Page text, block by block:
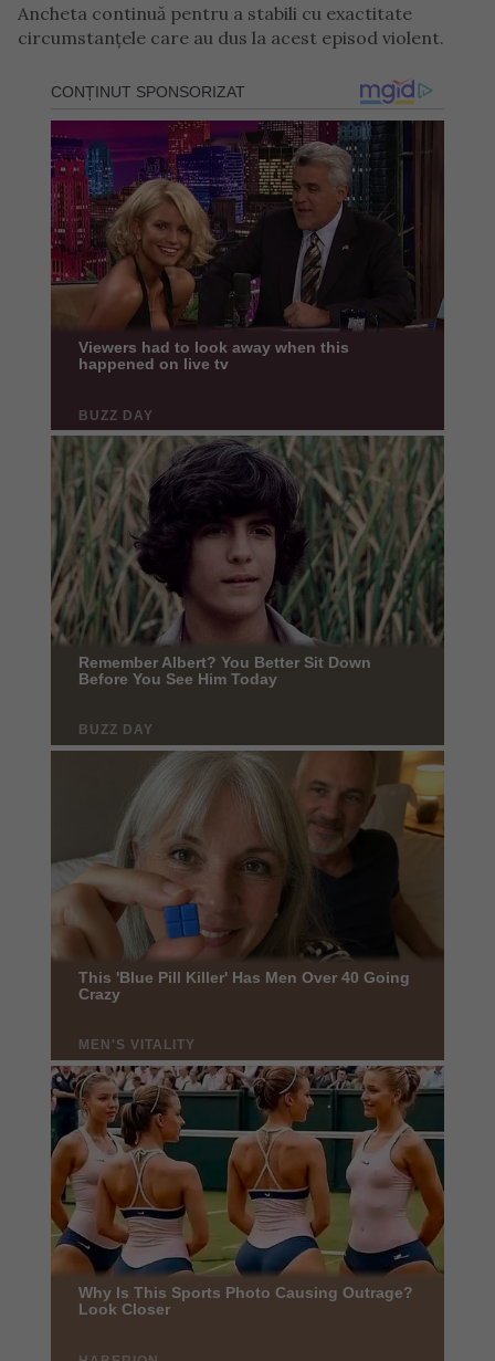
Ancheta continuă pentru a stabili cu exactitate
circumstanțele care au dus la acest episod violent.